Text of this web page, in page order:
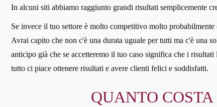
In alcuni siti abbiamo raggiunto grandi risultati semplicemente
Se invece il tuo settore è molto competitivo molto probabilmente
Avrai capito che non c'è una durata uguale per tutti ma c'è una
anticipo già che se accetteremo il tuo caso significa che i
tutto ci piace ottenere risultati e avere clienti felici e soddisfatti.
QUANTO